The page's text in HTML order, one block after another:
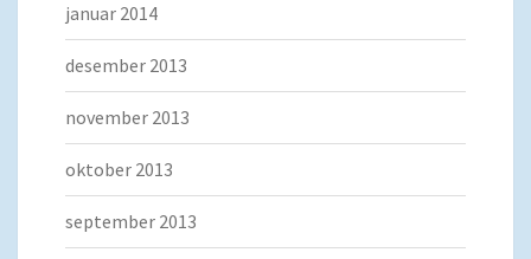
januar 2014
desember 2013
november 2013
oktober 2013
september 2013